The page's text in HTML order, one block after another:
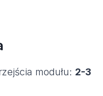
modułu: 2-3